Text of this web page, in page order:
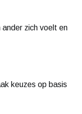
zich voelt en
keuzes op basis